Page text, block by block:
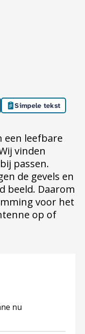
Simpele tekst
een leefbare
vinden
passen.
de gevels en
beeld. Daarom
voor het
op of